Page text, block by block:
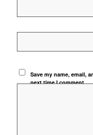
Save my name, email,
next time I comment.